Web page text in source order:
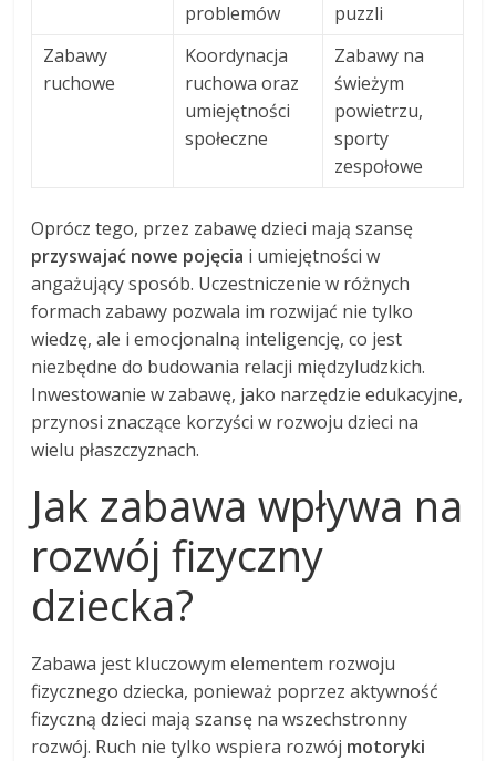
problemów
puzzli
Zabawy
ruchowe
Koordynacja
ruchowa oraz
umiejętności
społeczne
Zabawy na
świeżym
powietrzu,
sporty
zespołowe
Oprócz tego, przez zabawę dzieci mają szansę
przyswajać nowe pojęcia i umiejętności w
angażujący sposób. Uczestniczenie w różnych
formach zabawy pozwala im rozwijać nie tylko
wiedzę, ale i emocjonalną inteligencję, co jest
niezbędne do budowania relacji międzyludzkich.
Inwestowanie w zabawę, jako narzędzie edukacyjne,
przynosi znaczące korzyści w rozwoju dzieci na
wielu płaszczyznach.
Jak zabawa wpływa na
rozwój fizyczny
dziecka?
Zabawa jest kluczowym elementem rozwoju
fizycznego dziecka, ponieważ poprzez aktywność
fizyczną dzieci mają szansę na wszechstronny
rozwój. Ruch nie tylko wspiera rozwój motoryki